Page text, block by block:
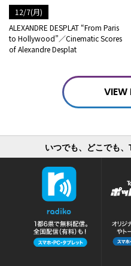
12/7(月)
ALEXANDRE DESPLAT “From Paris
to Hollywood”／Cinematic Scores
of Alexandre Desplat
VIEW
いつでも、どこでも、